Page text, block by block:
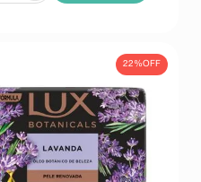
22%OFF